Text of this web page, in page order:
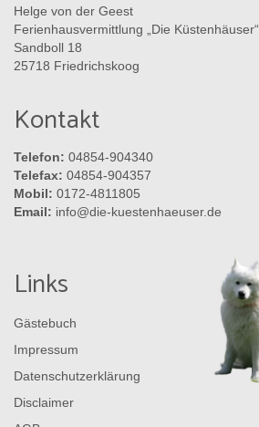
Helge von der Geest
Ferienhausvermittlung „Die Küstenhäuser“
Sandboll 18
25718 Friedrichskoog
Kontakt
Telefon: 04854-904340
Telefax: 04854-904357
Mobil: 0172-4811805
Email: info@die-kuestenhaeuser.de
Links
Gästebuch
Impressum
Datenschutzerklärung
Disclaimer